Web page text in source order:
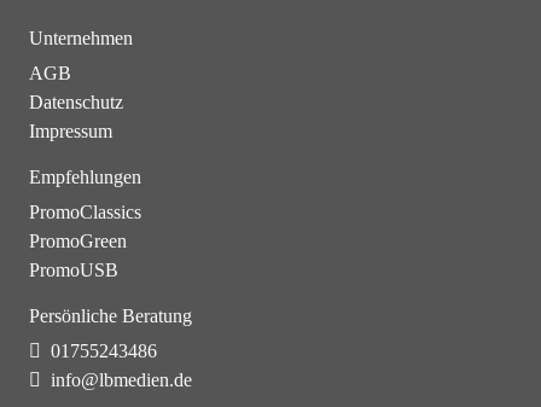
Unternehmen
AGB
Datenschutz
Impressum
Empfehlungen
PromoClassics
PromoGreen
PromoUSB
Persönliche Beratung
01755243486
info@lbmedien.de